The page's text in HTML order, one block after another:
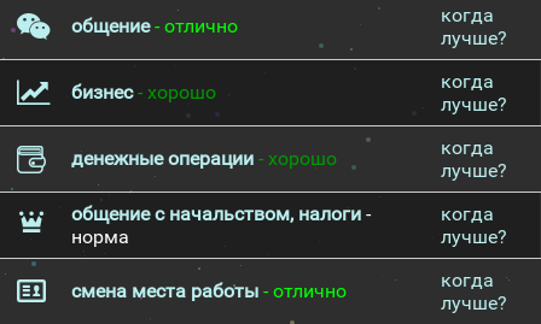
общение- отлично
когда
лучше?
бизнес- хорошо
когда
лучше?
денежные операции - хорошо
когда
лучше?
общение с начальством, налоги -
норма
когда
лучше?
смена места работы - отлично
когда
лучше?